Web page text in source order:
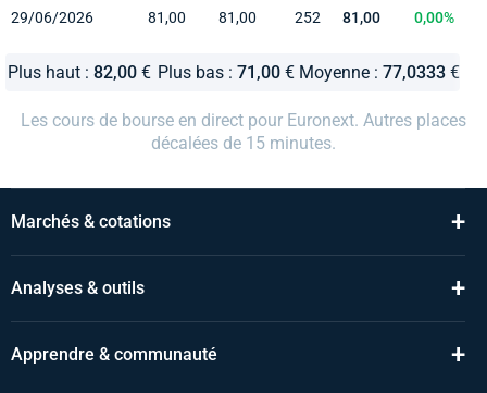
29/06/2026 81,00 81,00 252 81,00 0,00%
Plus haut : 82,00€ Plus bas : 71,00€ Moyenne : 77,0333 €
Les cours de bourse en direct pour Euronext. Autres places
décalées de 15 minutes.
Marchés & cotations +
Analyses & outils +
Apprendre & communauté +